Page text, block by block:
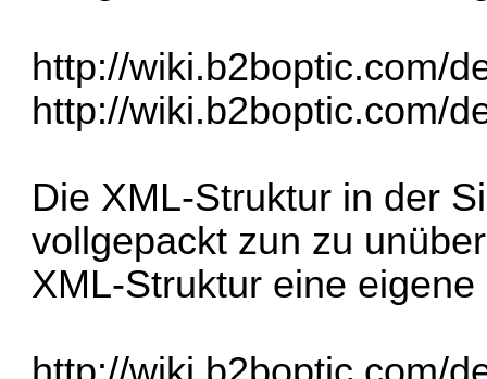
http://wiki.b2boptic.com/
http://wiki.b2boptic.com/
Die XML-Struktur in der
vollgepackt zun zu
XML-Struktur eine